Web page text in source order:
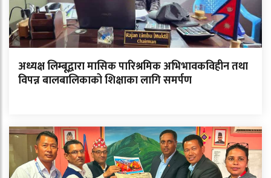
अध्यक्ष लिम्बूद्वारा मासिक पारिश्रमिक अभिभावकविहीन तथा
विपन्न बालबालिकाको शिक्षाका लागि समर्पण